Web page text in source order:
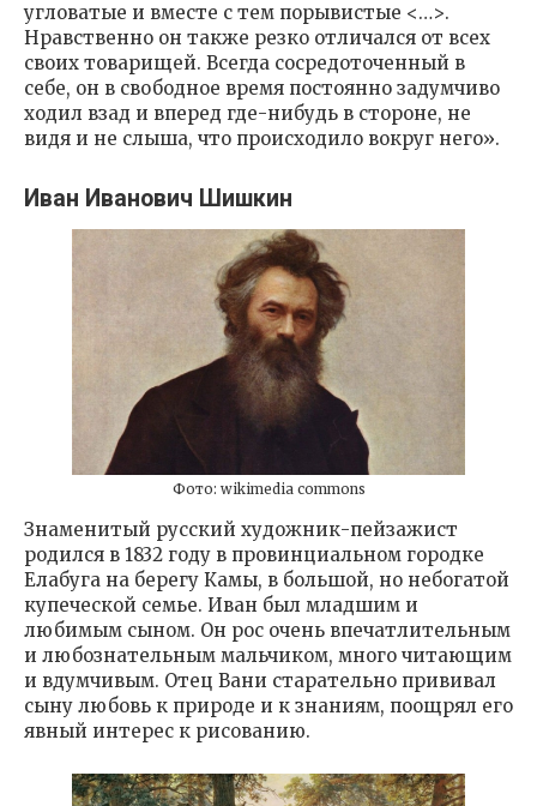
угловатые и вместе с тем порывистые <…>.
Нравственно он также резко отличался от всех
своих товарищей. Всегда сосредоточенный в
себе, он в свободное время постоянно задумчиво
ходил взад и вперед где-нибудь в стороне, не
видя и не слыша, что происходило вокруг него».
Иван Иванович Шишкин
Фото: wikimedia commons
Знаменитый русский художник-пейзажист
родился в 1832 году в провинциальном городке
Елабуга на берегу Камы, в большой, но небогатой
купеческой семье. Иван был младшим и
любимым сыном. Он рос очень впечатлительным
и любознательным мальчиком, много читающим
и вдумчивым. Отец Вани старательно прививал
сыну любовь к природе и к знаниям, поощрял его
явный интерес к рисованию.